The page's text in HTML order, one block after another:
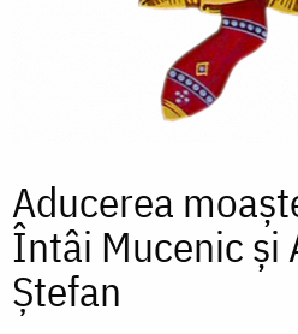
Aducerea
Întâi Mucenic și
Ștefan